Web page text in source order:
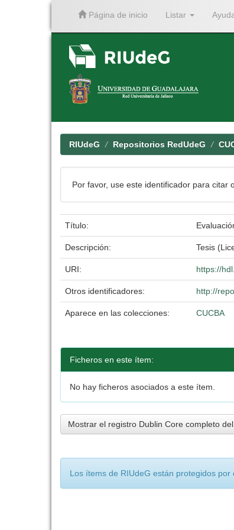
Página de inicio Listar
RIUdeG Repositorios RedUdeG
Por favor, use este identificador para citar
Título:
Descripción: Tesis
URI: https://
Otros identificadores: http://
Aparece en las colecciones: CUCBA
Ficheros en este ítem:
No hay ficheros asociados a este ítem.
Mostrar el registro Dublin Core completo
Los ítems de RIUdeG están protegidos